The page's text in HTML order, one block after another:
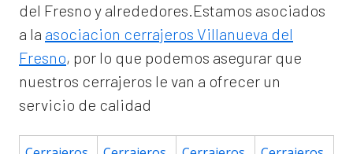
del Fresno y alrededores.Estamos asociados
a la asociacion cerrajeros Villanueva del
Fresno, por lo que podemos asegurar que
nuestros cerrajeros le van a ofrecer un
servicio de calidad